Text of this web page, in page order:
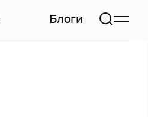
Блоги